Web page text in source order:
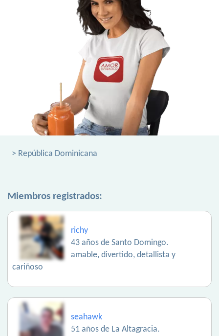
> República Dominicana
Miembros registrados:
richy
43 años de Santo Domingo.
amable, divertido, detallista y
cariñoso
seahawk
51 años de La Altagracia.